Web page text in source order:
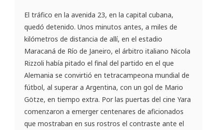
El tráfico en la avenida 23, en la capital cubana,
quedó detenido. Unos minutos antes, a miles de
kilómetros de distancia de allí, en el estadio
Maracaná de Río de Janeiro, el árbitro italiano Nicola
Rizzoli había pitado el final del partido en el que
Alemania se convirtió en tetracampeona mundial de
fútbol, al superar a Argentina, con un gol de Mario
Götze, en tiempo extra. Por las puertas del cine Yara
comenzaron a emerger centenares de aficionados
que mostraban en sus rostros el contraste ante el